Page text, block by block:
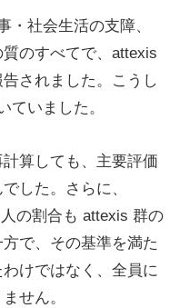
・社会生活の支障、
のすべてで、attexis
されました。こうし
ていました。
算しても、主要評価
した。さらに、
の割合も attexis 群の
で、その基準を満た
けではなく、全員に
せん。